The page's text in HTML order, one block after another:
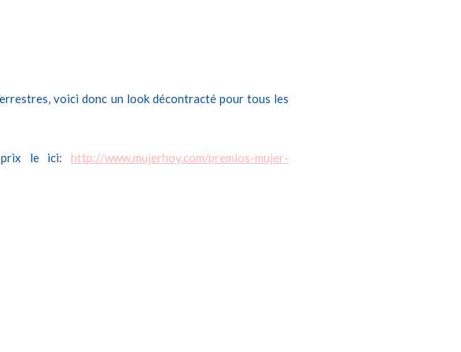
voici donc un look décontracté pour tous les
prix le ici: http://www.mujerhoy.com/premios-mujer-